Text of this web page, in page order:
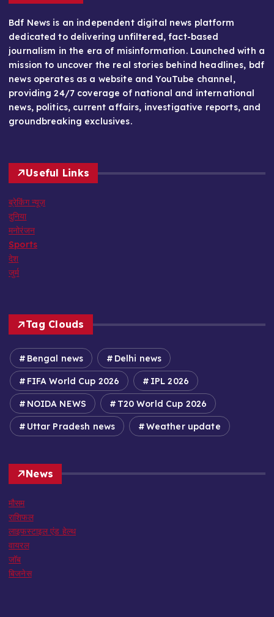
Bdf News is an independent digital news platform
dedicated to delivering unfiltered, fact-based
journalism in the era of misinformation. Launched with a
mission to uncover the real stories behind headlines, bdf
news operates as a website and YouTube channel,
providing 24/7 coverage of national and international
news, politics, current affairs, investigative reports, and
groundbreaking exclusives.
Useful Links
ब्रेकिंग न्यूज़
दुनिया
मनोरंजन
Sports
देश
जुर्म
Tag Clouds
Bengal news Delhi news
FIFA World Cup 2026 IPL 2026
NOIDA NEWS T20 World Cup 2026
Uttar Pradesh news Weather update
News
मौसम
राशिफल
लाइफस्टाइल एंड हेल्थ
वायरल
जॉब
बिजनेस